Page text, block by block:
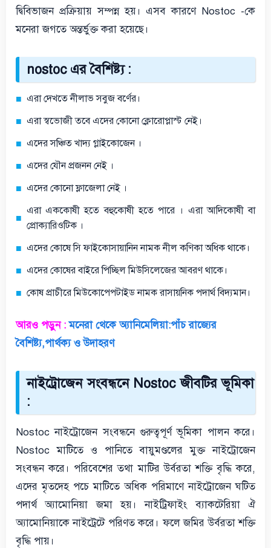
দ্বিবিভাজন প্রক্রিয়ায় সম্পন্ন হয়। এসব কারণে Nostoc -কে
মনেরা জগতে অন্তর্ভুক্ত করা হয়েছে।
nostoc এর বৈশিষ্ট্য :
এরা দেখতে নীলাভ সবুজ বর্ণের।
এরা স্বভোজী তবে এদের কোনো ক্লোরোপ্লাস্ট নেই।
এদের সঞ্চিত খাদ্য গ্লাইকোজেন ।
এদের যৌন প্রজনন নেই ।
এদের কোনো ফ্লাজেলা নেই ।
এরা এককোষী হতে বহুকোষী হতে পারে । এরা আদিকোষী বা
প্রোক্যারিওটিক ।
এদের কোষে সি ফাইকোসায়ানিন নামক নীল কণিকা অধিক থাকে।
এদের কোষের বাইরে পিচ্ছিল মিউসিলেজের আবরণ থাকে।
কোষ প্রাচীরে মিউকোপেপটাইড নামক রাসায়নিক পদার্থ বিদ্যমান।
আরও পড়ুন : মনেরা থেকে অ্যানিমেলিয়া:পাঁচ রাজ্যের
বৈশিষ্ট্য,পার্থক্য ও উদাহরণ
নাইট্রোজেন সংবন্ধনে Nostoc জীবটির ভূমিকা
:
Nostoc নাইট্রোজেন সংবন্ধনে গুরুত্বপূর্ণ ভূমিকা পালন করে।
Nostoc মাটিতে ও পানিতে বায়ুমণ্ডলের মুক্ত নাইট্রোজেন
সংবন্ধন করে। পরিবেশের তথা মাটির উর্বরতা শক্তি বৃদ্ধি করে,
এদের মৃতদেহ পচে মাটিতে অধিক পরিমাণে নাইট্রোজেন ঘটিত
পদার্থ অ্যামোনিয়া জমা হয়। নাইট্রিফাইং ব্যাকটেরিয়া ঐ
অ্যামোনিয়াকে নাইট্রেটে পরিণত করে। ফলে জমির উর্বরতা শক্তি
বৃদ্ধি পায়।